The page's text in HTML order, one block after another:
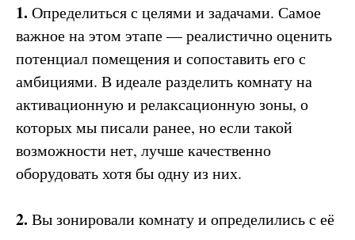
1. Определиться с целями и задачами. Самое
важное на этом этапе — реалистично оценить
потенциал помещения и сопоставить его с
амбициями. В идеале разделить комнату на
активационную и релаксационную зоны, о
которых мы писали ранее, но если такой
возможности нет, лучше качественно
оборудовать хотя бы одну из них.
2. Вы зонировали комнату и определились с её